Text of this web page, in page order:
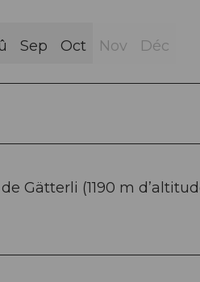
Sep Oct Nov Déc
Gätterli (1190 m